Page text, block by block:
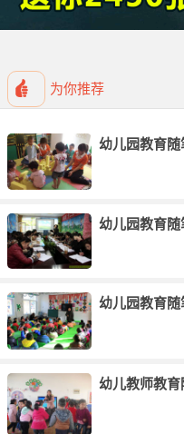
为你推荐
幼儿园教育
幼儿园教育
幼儿园教育
幼儿教师教